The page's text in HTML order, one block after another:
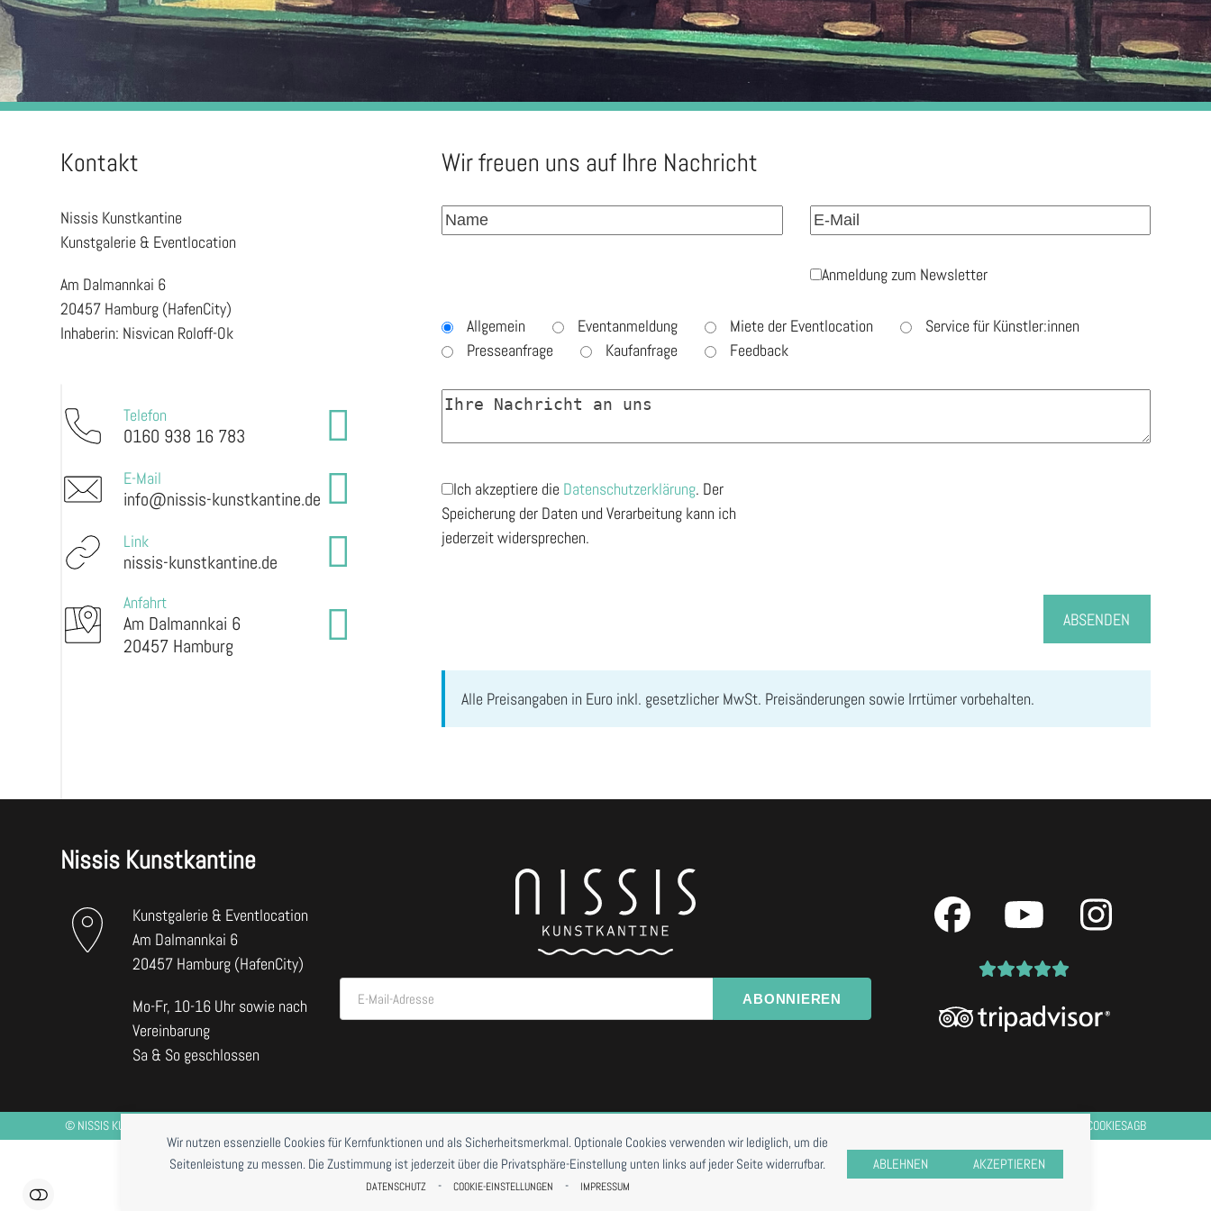
Wir nutzen essenzielle Cookies für Kernfunktionen und als Sicherheitsmerkmal. Optionale Cookies verwenden wir lediglich, um die
Seitenleistung zu messen. Die Zustimmung ist jederzeit über die Privatsphäre-Einstellung unten links auf jeder Seite widerrufbar.
DATENSCHUTZ - COOKIE-EINSTELLUNGEN - IMPRESSUM
AKZEPTIEREN
ABLEHNEN
Kontakt
Nissis Kunstkantine
Kunstgalerie & Eventlocation
Am Dalmannkai 6
20457 Hamburg (HafenCity)
Inhaberin: Nisvican Roloff-Ok
Telefon
0160 938 16 783
E-Mail
info@nissis-kunstkantine.de
Link
nissis-kunstkantine.de
Anfahrt
Am Dalmannkai 6
20457 Hamburg
Wir freuen uns auf Ihre Nachricht
Anmeldung zum Newsletter
Allgemein Eventanmeldung Miete der Eventlocation
Service für Künstler:innen
Presseanfrage
Kaufanfrage Feedback
Ich akzeptiere die Datenschutzerklärung. Der
Speicherung der Daten und Verarbeitung kann ich
jederzeit widersprechen.
ABSENDEN
Alle Preisangaben in Euro inkl. gesetzlicher MwSt. Preisänderungen sowie Irrtümer vorbehalten.
Nissis Kunstkantine
Kunstgalerie & Eventlocation
Am Dalmannkai 6
20457 Hamburg (HafenCity)
Mo-Fr, 10-16 Uhr sowie nach
Vereinbarung
Sa & So geschlossen
E-Mail-Adresse ABONNIEREN
Facebook
YouTube
© NISSIS KUNSTKANTINE COOKIESAGB